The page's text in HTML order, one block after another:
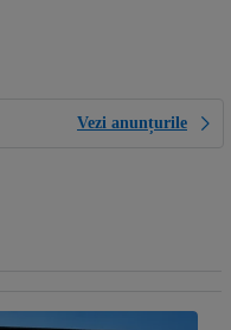
Vezi anunțurile